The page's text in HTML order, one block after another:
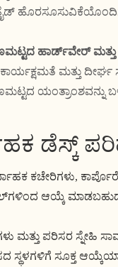
ಹಾರ್ಡ್‌ವೇರ್ ಮತ್ತು
ಕಾರ್ಯಕ್ಷಮತೆ ಮತ್ತು
ಯಂತ್ರಾಂಶವನ್ನು
ಡೆಸ್ಕ್
ಕಚೇರಿಗಳು,
ಆಯ್ಕೆ
ಮತ್ತು ಪರಿಸರ ಸ್ನೇಹಿ
ಸ್ಥಳಗಳಿಗೆ ಸೂಕ್ತ